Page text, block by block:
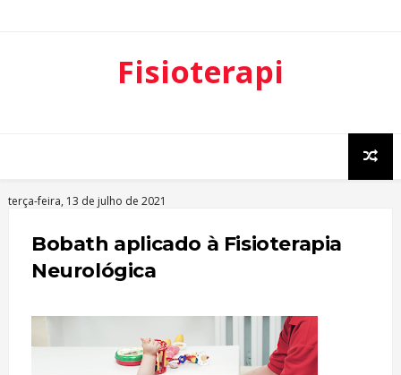
Fisioterapi
terça-feira, 13 de julho de 2021
Bobath aplicado à Fisioterapia
Neurológica